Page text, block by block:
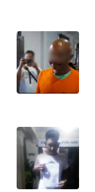
WN
SUMSEL
WN
BENGKULU
WN
LAMPUNG
WN